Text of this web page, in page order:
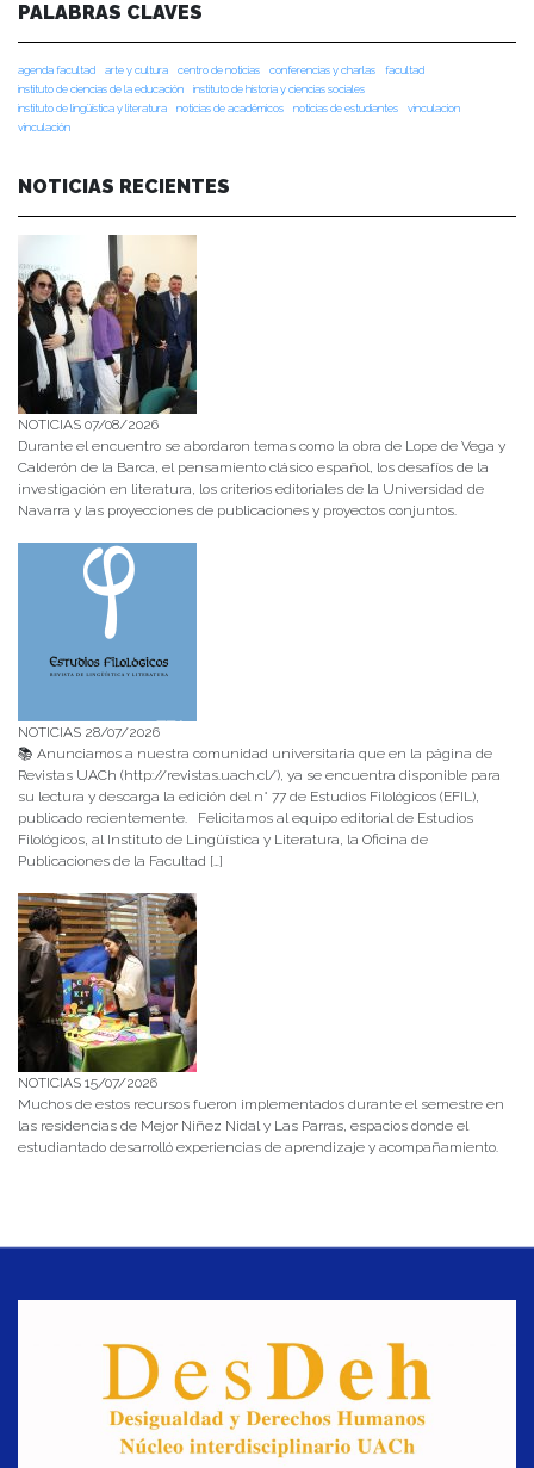
PALABRAS CLAVES
agenda facultad arte y cultura centro de noticias conferencias y charlas
facultad
instituto de ciencias de la educación
instituto de historia y ciencias sociales
instituto de lingüística y literatura
noticias de académicos noticias de estudiantes
vinculacion
vinculación
NOTICIAS RECIENTES
NOTICIAS 07/08/2026
Durante el encuentro se abordaron temas como la obra de Lope de Vega y
Calderón de la Barca, el pensamiento clásico español, los desafíos de la
investigación en literatura, los criterios editoriales de la Universidad de
Navarra y las proyecciones de publicaciones y proyectos conjuntos.
NOTICIAS 28/07/2026
📚 Anunciamos a nuestra comunidad universitaria que en la página de
Revistas UACh (http://revistas.uach.cl/), ya se encuentra disponible para
su lectura y descarga la edición del n° 77 de Estudios Filológicos (EFIL),
publicado recientemente. Felicitamos al equipo editorial de Estudios
Filológicos, al Instituto de Lingüística y Literatura, la Oficina de
Publicaciones de la Facultad […]
NOTICIAS 15/07/2026
Muchos de estos recursos fueron implementados durante el semestre en
las residencias de Mejor Niñez Nidal y Las Parras, espacios donde el
estudiantado desarrolló experiencias de aprendizaje y acompañamiento.